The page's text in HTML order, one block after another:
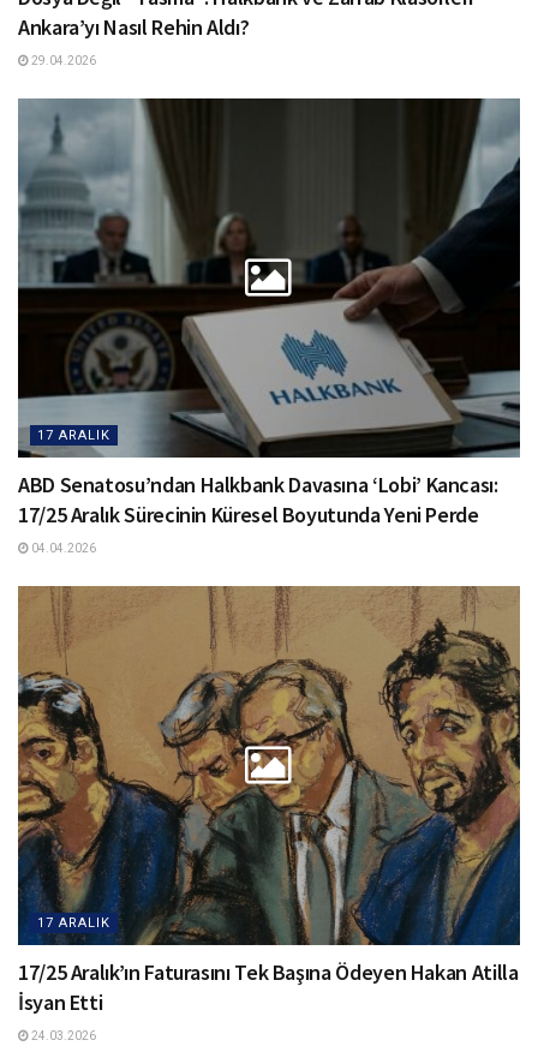
Ankara’yı Nasıl Rehin Aldı?
29.04.2026
17 ARALIK
ABD Senatosu’ndan Halkbank Davasına ‘Lobi’ Kancası:
17/25 Aralık Sürecinin Küresel Boyutunda Yeni Perde
04.04.2026
17 ARALIK
17/25 Aralık’ın Faturasını Tek Başına Ödeyen Hakan Atilla
İsyan Etti
24.03.2026